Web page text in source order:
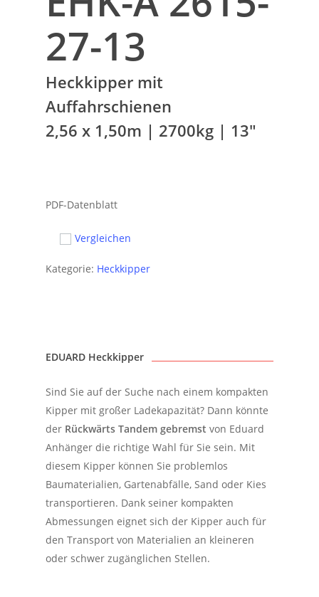
27-13
Heckkipper mit
Auffahrschienen
2,56 x 1,50m | 2700kg | 13″
PDF-Datenblatt
Vergleichen
Kategorie: Heckkipper
EDUARD Heckkipper
Sind Sie auf der Suche nach einem kompakten
Kipper mit großer Ladekapazität? Dann könnte
der Rückwärts Tandem gebremst von Eduard
Anhänger die richtige Wahl für Sie sein. Mit
diesem Kipper können Sie problemlos
Baumaterialien, Gartenabfälle, Sand oder Kies
transportieren. Dank seiner kompakten
Abmessungen eignet sich der Kipper auch für
den Transport von Materialien an kleineren
oder schwer zugänglichen Stellen.